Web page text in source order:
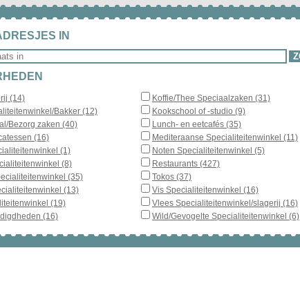
IN
(14)
Bakker (12)
Bezorg zaken (40)
(16)
(1)
(8)
(35)
(13)
(19)
(16)
Koffie/Thee Speciaalzaken (31)
Kookschool of -studio (9)
Lunch- en eetcafés (35)
Mediteraanse Specialiteitenwinkel (11)
Noten Specialiteitenwinkel (5)
Restaurants (427)
Tokos (37)
Vis Specialiteitenwinkel (16)
Vlees Specialiteitenwinkel/slagerij (16)
Wild/Gevogelte Specialiteitenwinkel (6)